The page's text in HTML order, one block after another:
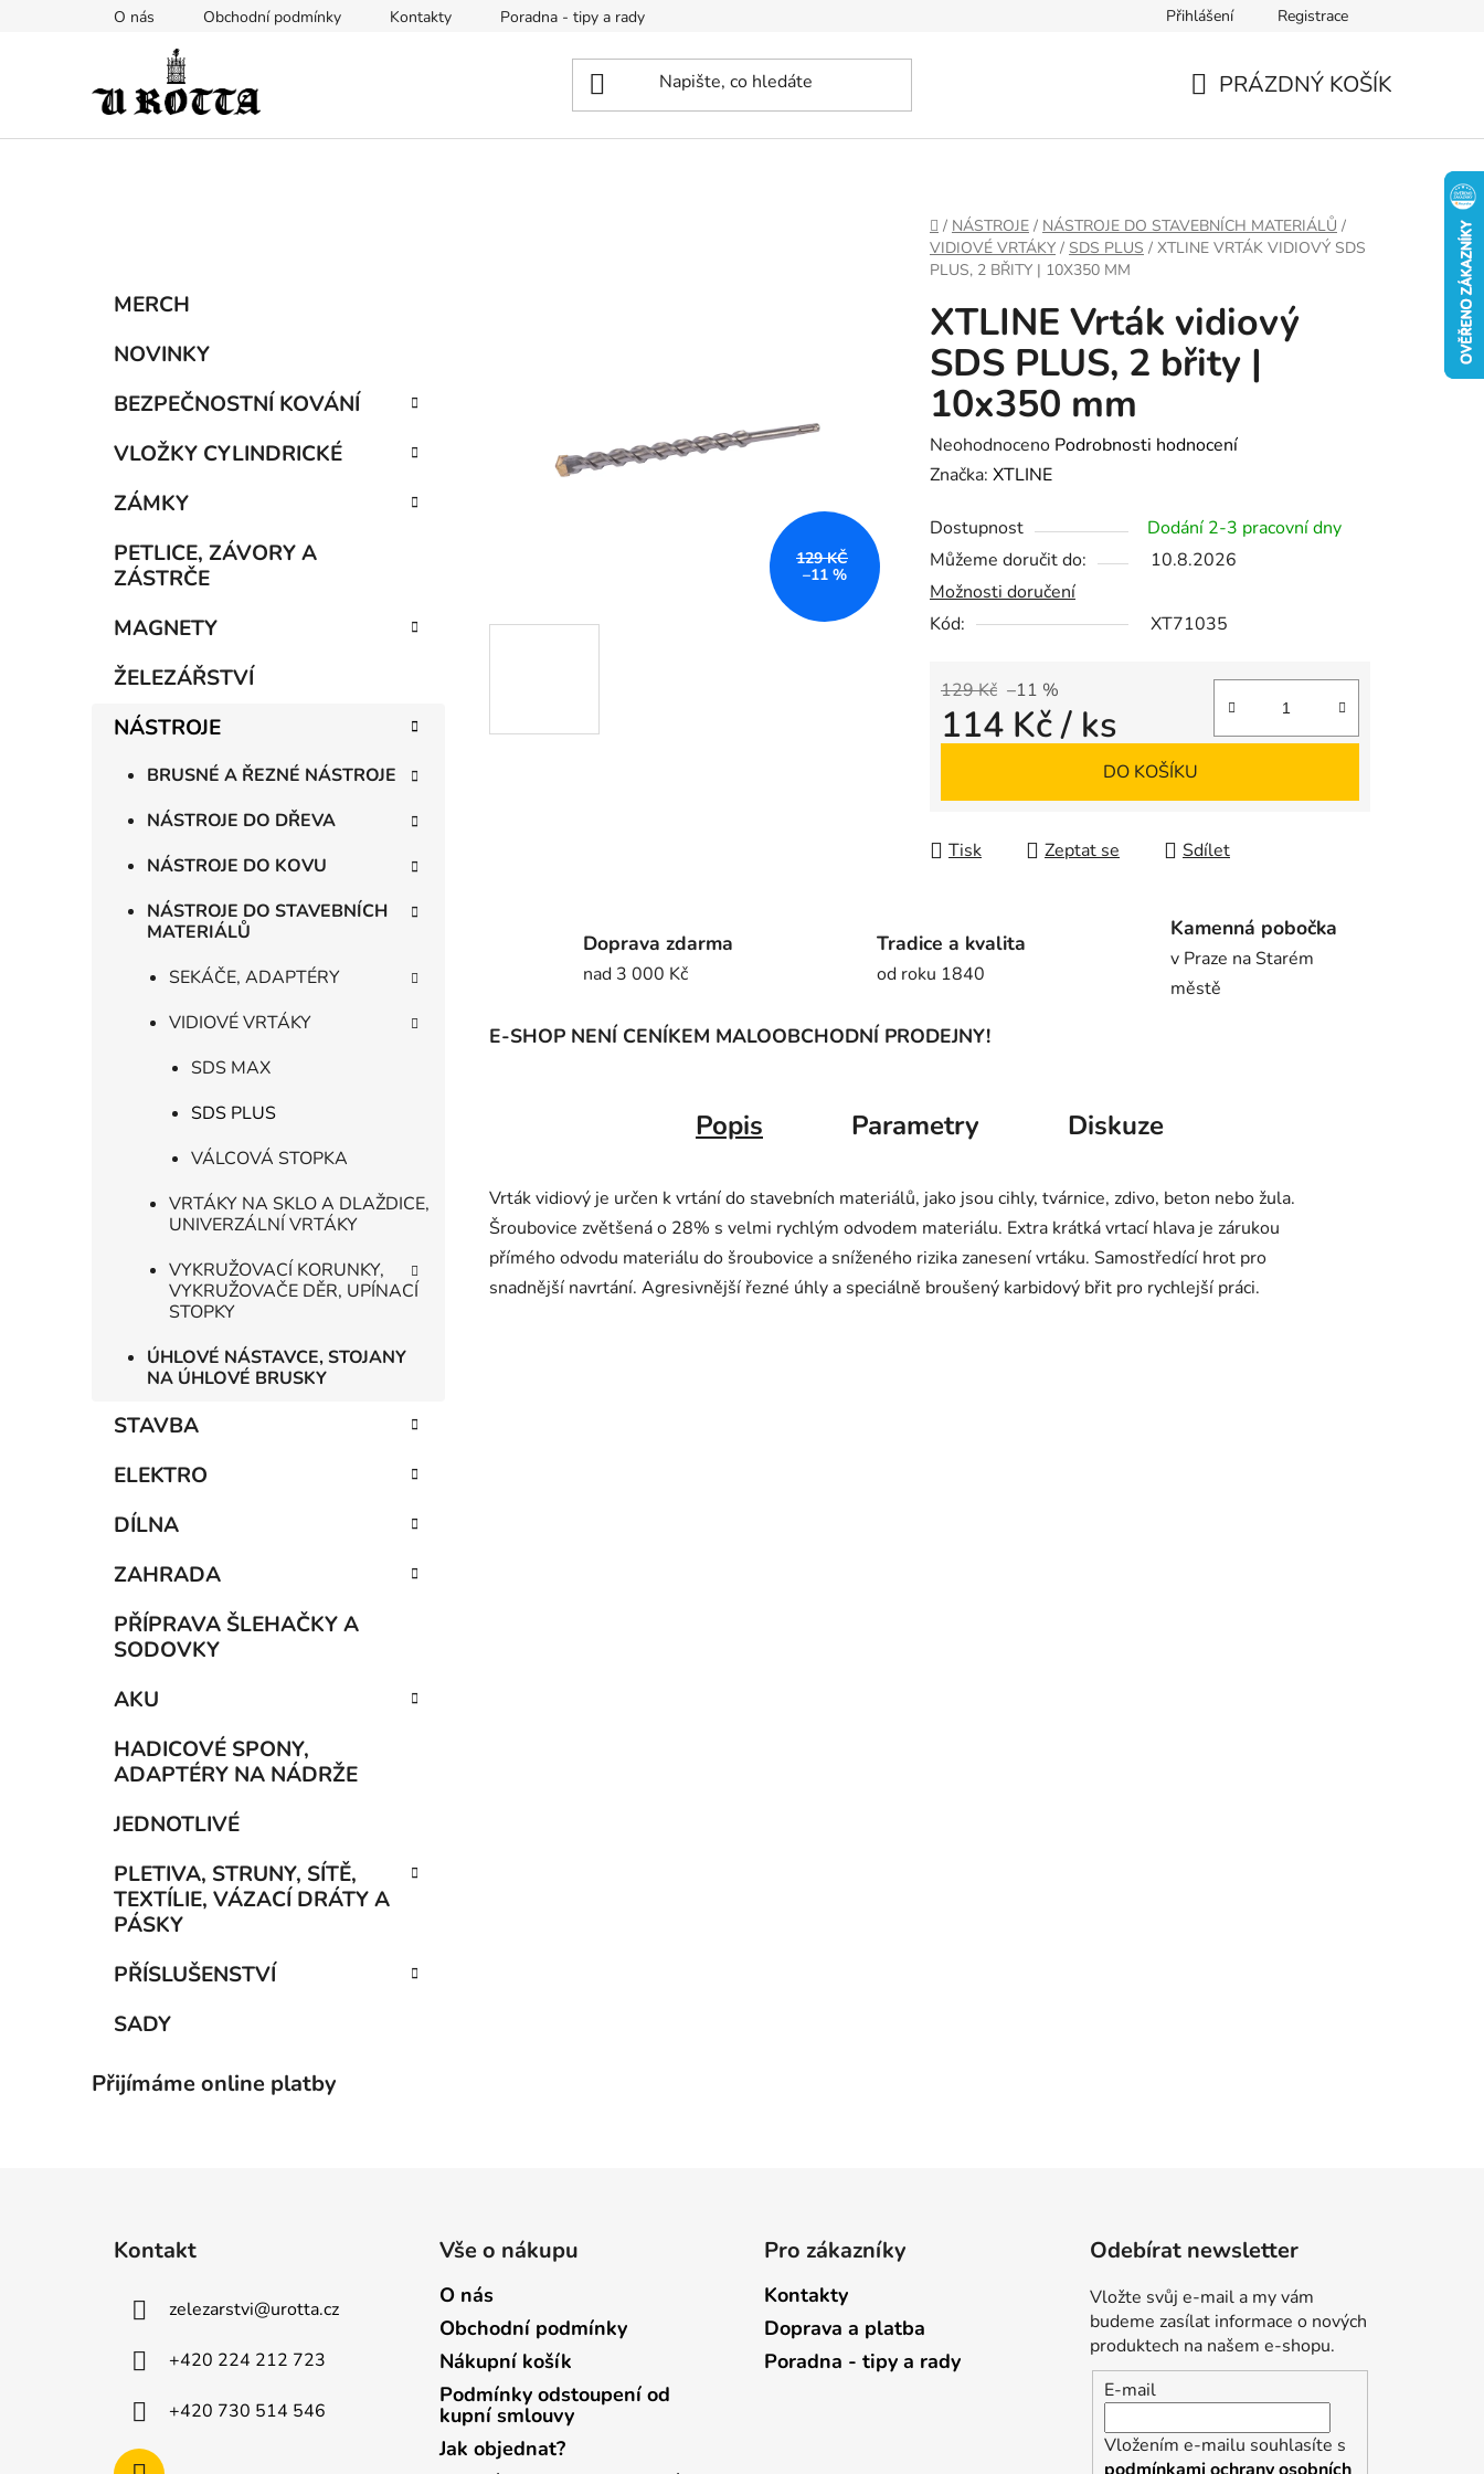
O nás Obchodní podmínky Kontakty Poradna - tipy a rady Přihlášení Registrace
PRÁZDNÝ KOŠÍK
DOMŮ
/ NÁSTROJE / NÁSTROJE DO STAVEBNÍCH MATERIÁLŮ /
VIDIOVÉ VRTÁKY / SDS PLUS / XTLINE VRTÁK VIDIOVÝ SDS
PLUS, 2 BŘITY | 10X350 MM
Přeskočit
kategorie
MERCH
NOVINKY
BEZPEČNOSTNÍ KOVÁNÍ
VLOŽKY CYLINDRICKÉ
ZÁMKY
PETLICE, ZÁVORY A
ZÁSTRČE
MAGNETY
ŽELEZÁŘSTVÍ
NÁSTROJE
BRUSNÉ A ŘEZNÉ NÁSTROJE
NÁSTROJE DO DŘEVA
NÁSTROJE DO KOVU
NÁSTROJE DO STAVEBNÍCH
MATERIÁLŮ
SEKÁČE, ADAPTÉRY
VIDIOVÉ VRTÁKY
SDS MAX
SDS PLUS
VÁLCOVÁ STOPKA
VRTÁKY NA SKLO A DLAŽDICE,
UNIVERZÁLNÍ VRTÁKY
VYKRUŽOVACÍ KORUNKY,
VYKRUŽOVAČE DĚR, UPÍNACÍ
STOPKY
ÚHLOVÉ NÁSTAVCE, STOJANY
NA ÚHLOVÉ BRUSKY
STAVBA
ELEKTRO
DÍLNA
ZAHRADA
PŘÍPRAVA ŠLEHAČKY A
SODOVKY
AKU
HADICOVÉ SPONY,
ADAPTÉRY NA NÁDRŽE
JEDNOTLIVÉ
PLETIVA, STRUNY, SÍTĚ,
TEXTÍLIE, VÁZACÍ DRÁTY A
PÁSKY
PŘÍSLUŠENSTVÍ
SADY
Přijímáme online platby
XTLINE Vrták vidiový
SDS PLUS, 2 břity |
10x350 mm
Průměrné
hodnocení
je
0,0
z
5
Neohodnoceno Podrobnosti hodnocení
Značka: XTLINE
Dostupnost
Dodání 2-3 pracovní dny
Můžeme doručit do:
10.8.2026
Možnosti doručení
Kód:
XT71035
129 Kč –11 %
114 Kč/ ks
DO KOŠÍKU
Tisk Zeptat se Sdílet
129 KČ
–11 %
Doprava zdarma
nad 3 000 Kč
Tradice a kvalita
od roku 1840
Kamenná pobočka
v Praze na Starém
městě
E-SHOP NENÍ CENÍKEM MALOOBCHODNÍ PRODEJNY!
Popis Parametry Diskuze
Vrták vidiový je určen k vrtání do stavebních materiálů, jako jsou cihly, tvárnice, zdivo, beton nebo žula.
Šroubovice zvětšená o 28% s velmi rychlým odvodem materiálu. Extra krátká vrtací hlava je zárukou
přímého odvodu materiálu do šroubovice a sníženého rizika zanesení vrtáku. Samostředící hrot pro
snadnější navrtání. Agresivnější řezné úhly a speciálně broušený karbidový břit pro rychlejší práci.
Kontakt
zelezarstvi@urotta.cz
+420 224 212 723
+420 730 514 546
Vše o nákupu
O nás
Obchodní podmínky
Nákupní košík
Podmínky odstoupení od
kupní smlouvy
Jak objednat?
Pro zákazníky
Kontakty
Doprava a platba
Poradna - tipy a rady
Odebírat newsletter
Vložte svůj e-mail a my vám
budeme zasílat informace o nových
produktech na našem e-shopu.
E-mail
Vložením e-mailu souhlasíte s